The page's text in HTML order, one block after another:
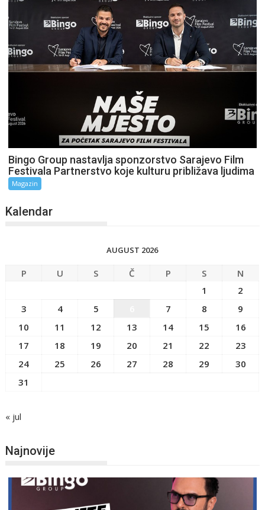
Bingo Group nastavlja sponzorstvo Sarajevo Film
Festivala Partnerstvo koje kulturu približava ljudima
Magazin
Kalendar
AUGUST 2026
P U S Č P S
N
1
2
3
4 5 7 8
9
10
11 12 13 14 15
16
17
18 19 20 21 22
23
24
25 26 27 28 29
30
31
« jul
Najnovije